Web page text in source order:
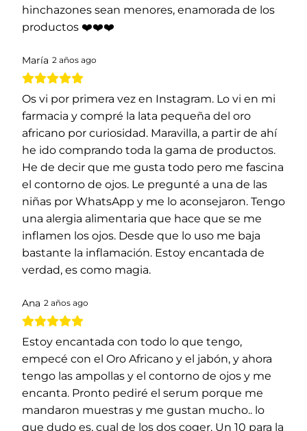
hinchazones sean menores, enamorada de los
productos ❤️❤️❤️
María 2 años ago
Os vi por primera vez en Instagram. Lo vi en mi
farmacia y compré la lata pequeña del oro
africano por curiosidad. Maravilla, a partir de ahí
he ido comprando toda la gama de productos.
He de decir que me gusta todo pero me fascina
el contorno de ojos. Le pregunté a una de las
niñas por WhatsApp y me lo aconsejaron. Tengo
una alergia alimentaria que hace que se me
inflamen los ojos. Desde que lo uso me baja
bastante la inflamación. Estoy encantada de
verdad, es como magia.
Ana 2 años ago
Estoy encantada con todo lo que tengo,
empecé con el Oro Africano y el jabón, y ahora
tengo las ampollas y el contorno de ojos y me
encanta. Pronto pediré el serum porque me
mandaron muestras y me gustan mucho.. lo
que dudo es, cual de los dos coger. Un 10 para la